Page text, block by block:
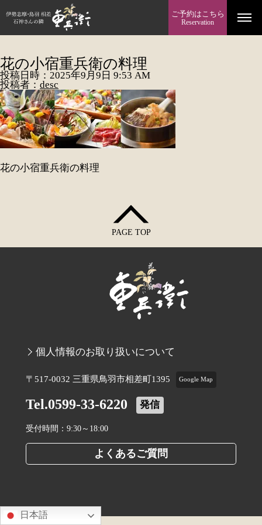
日本語
ご予約はこちら
Reservation
花の小宿重兵衛の料理
投稿日時：2025年9月9日 9:53 AM
投稿者： desc
花の小宿重兵衛の料理
PAGE TOP
個人情報のお取り扱いについて
〒517-0032 三重県鳥羽市相差町1395 Google Map
Tel.0599-33-6220 発信
受付時間：9:30～18:00
よくあるご質問